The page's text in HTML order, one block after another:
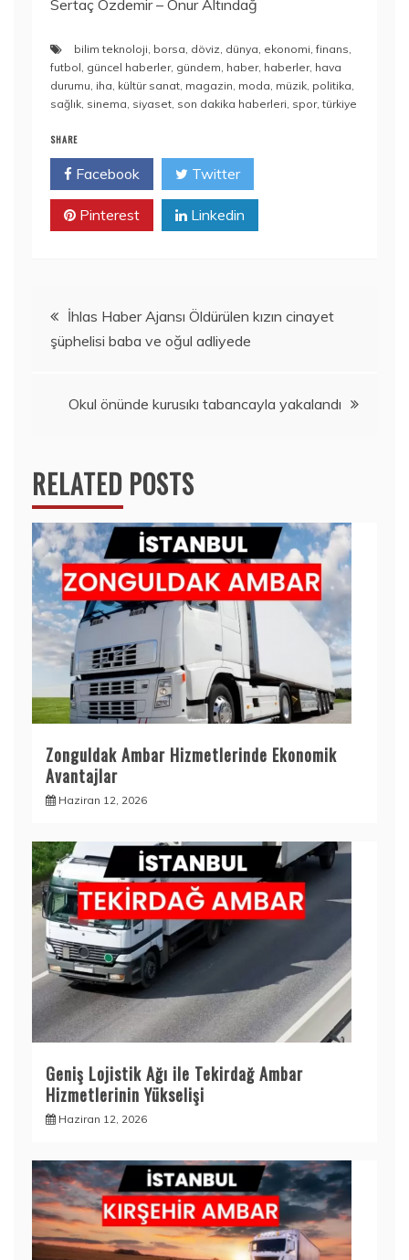
Sertaç Özdemir – Onur Altındağ
bilim teknoloji, borsa, döviz, dünya, ekonomi,finans,
futbol, güncel haberler, gündem, haber, haberler, hava
durumu, iha, kültür sanat, magazin, moda, müzik, politika,
sağlık, sinema, siyaset, son dakika haberleri, spor,türkiye
SHARE
Facebook Twitter
Pinterest Linkedin
Yazı
gezinmesi
İhlas Haber Ajansı Öldürülen kızın cinayet
şüphelisi baba ve oğul adliyede
Okul önünde kurusıkı tabancayla yakalandı
RELATED POSTS
Zonguldak Ambar Hizmetlerinde Ekonomik
Avantajlar
Haziran 12, 2026
Geniş Lojistik Ağı ile Tekirdağ Ambar
Hizmetlerinin Yükselişi
Haziran 12, 2026